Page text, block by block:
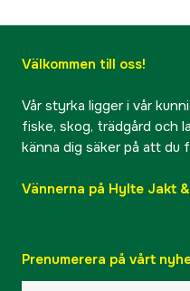
Välkommen till oss!
Vår styrka ligger i vår
fiske, skog, trädgård och
känna dig säker på att du
Vännerna på Hylte Jakt
Prenumerera på vårt